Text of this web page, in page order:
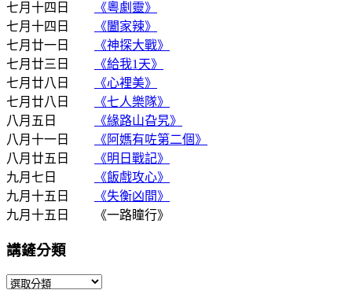
七月十四日
《粵劇靈》
七月十四日
《闔家辣》
七月廿一日
《神探大戰》
七月廿三日
《給我1天》
七月廿八日
《心裡美》
七月廿八日
《七人樂隊》
八月五日
《緣路山旮旯》
八月十一日
《阿媽有咗第二個》
八月廿五日
《明日戰記》
九月七日
《飯戲攻心》
九月十五日
《失衡凶間》
九月十五日 《一路瞳行》
講鏟分類
講